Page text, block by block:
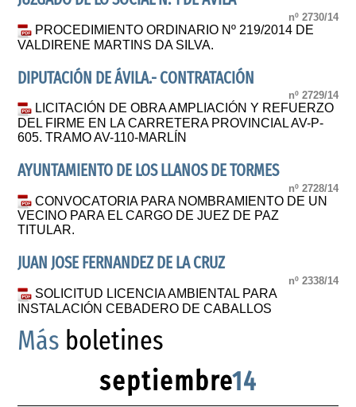
nº 2730/14
PROCEDIMIENTO ORDINARIO Nº 219/2014 DE
VALDIRENE MARTINS DA SILVA.
DIPUTACIÓN DE ÁVILA.- CONTRATACIÓN
nº 2729/14
LICITACIÓN DE OBRA AMPLIACIÓN Y REFUERZO
DEL FIRME EN LA CARRETERA PROVINCIAL AV-P-
605. TRAMO AV-110-MARLÍN
AYUNTAMIENTO DE LOS LLANOS DE TORMES
nº 2728/14
CONVOCATORIA PARA NOMBRAMIENTO DE UN
VECINO PARA EL CARGO DE JUEZ DE PAZ
TITULAR.
JUAN JOSE FERNANDEZ DE LA CRUZ
nº 2338/14
SOLICITUD LICENCIA AMBIENTAL PARA
INSTALACIÓN CEBADERO DE CABALLOS
Más boletines
septiembre14